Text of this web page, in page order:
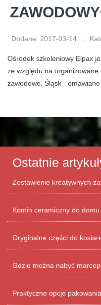
Dodane: 2017-03-14 ::
Ośrodek szkoleniowy Elpax
ze względu na organizowane
zawodowe. Śląsk -
Ostatnie
Zestawienie kreatywnych
Komin ceramiczny do domu
Oryginalne części do
Gdzie można nabyć
Praktyczne opcje